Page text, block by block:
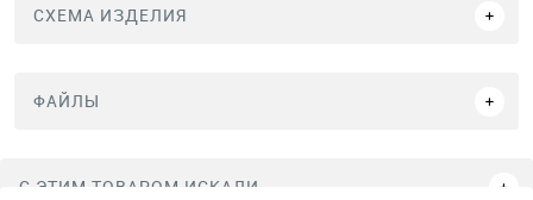
СХЕМА ИЗДЕЛИЯ
ФАЙЛЫ
C ЭТИМ ТОВАРОМ ИСКАЛИ